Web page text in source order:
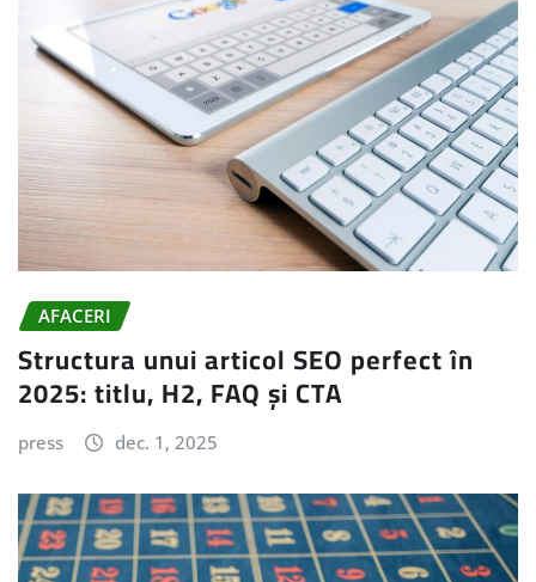
AFACERI
Structura unui articol SEO perfect în
2025: titlu, H2, FAQ și CTA
press dec. 1, 2025